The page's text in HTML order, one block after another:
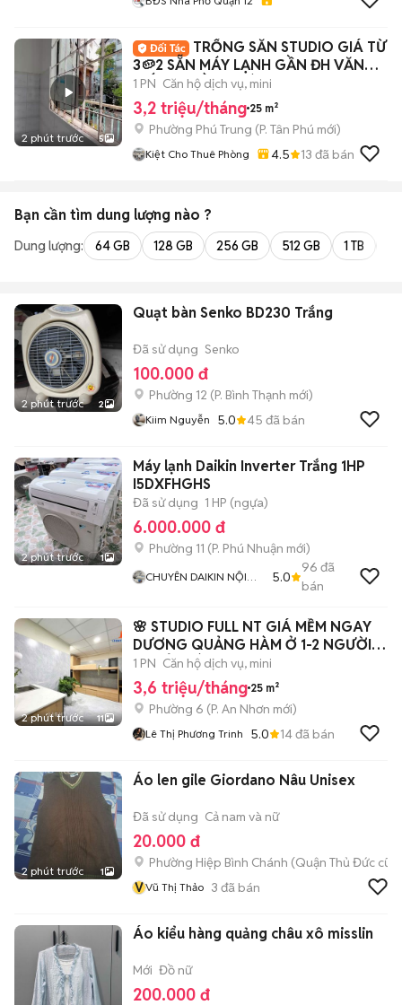
2 phút trước 5
TRỐNG SẴN STUDIO GIÁ TỪ
3🥔2 SẴN MÁY LẠNH GẦN ĐH VĂN
HIẾN ĐH HỒNG BÀNG
1 PN Căn hộ dịch vụ, mini
3,2 triệu/tháng 25 m²
Phường Phú Trung (P. Tân Phú mới)
Kiệt Cho Thuê Phòng 4.5 13 đã bán
Bạn cần tìm dung lượng nào ?
Dung lượng: 64 GB 128 GB 256 GB 512 GB 1 TB
2 phút trước 2
Quạt bàn Senko BD230 Trắng
Đã sử dụng Senko
100.000 đ
Phường 12 (P. Bình Thạnh mới)
Kiim Nguyễn 5.0 45 đã bán
2 phút trước 1
Máy lạnh Daikin Inverter Trắng 1HP
I5DXFHGHS
Đã sử dụng 1 HP (ngựa)
6.000.000 đ
Phường 11 (P. Phú Nhuận mới)
CHUYÊN DAIKIN NỘI
5.0
96 đã
bán
2 phút trước 11
🌸 STUDIO FULL NT GIÁ MỀM NGAY
DƯƠNG QUẢNG HÀM Ở 1-2 NGƯỜI
THOẢI MÁI 🔥
1 PN Căn hộ dịch vụ, mini
3,6 triệu/tháng 25 m²
Phường 6 (P. An Nhơn mới)
Lê Thị Phương Trinh 5.0 14đã bán
2 phút trước 1
Áo len gile Giordano Nâu Unisex
Đã sử dụng Cả nam và nữ
20.000 đ
Phường Hiệp Bình Chánh (Quận Thủ Đức cũ)
VVũ Thị Thảo 3 đã bán
Áo kiểu hàng quảng châu xô misslin
Mới Đồ nữ
200.000 đ